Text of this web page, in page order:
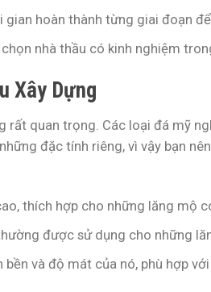
gian hoàn thành từng giai đoạn
nhà thầu có kinh nghiệm
Xây Dựng
rất quan trọng. Các loại đá mỹ
đặc tính riêng, vì vậy bạn
thích hợp cho những lăng mộ
được sử dụng cho những
và độ mát của nó, phù hợp